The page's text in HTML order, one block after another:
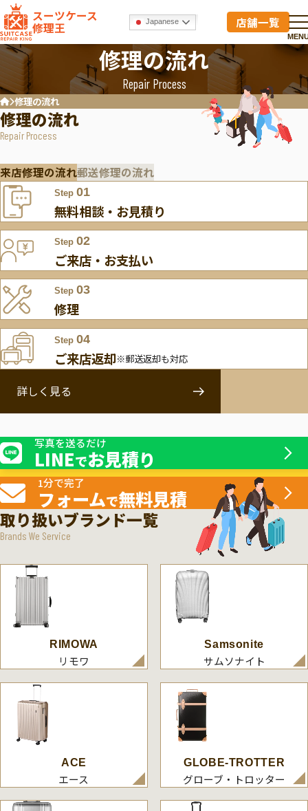
スーツケース
修理王 Japanese 店舗一覧
修理の流れ
Repair Process
ホーム修理の流れ
修理の流れ
Repair Process
来店修理の流れ郵送修理の流れ
Step 01
無料相談・お見積り
Step 02
ご来店・お支払い
Step 03
修理
Step 04
ご来店返却※郵送返却も対応
詳しく見る
写真を送るだけ
LINEでお見積り
1分で完了
フォームで無料見積
取り扱いブランド一覧
Brands We Service
RIMOWA
リモワ
Samsonite
サムソナイト
ACE
エース
GLOBE-TROTTER
グローブ・トロッター